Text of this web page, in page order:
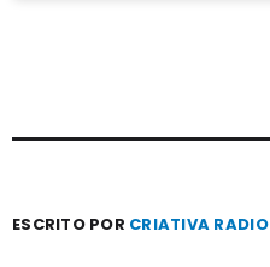
ESCRITO POR CRIATIVA RADIO